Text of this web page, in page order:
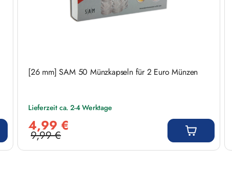
[26 mm] SAM 50 Münzkapseln für 2 Euro Münzen
Lieferzeit ca. 2-4 Werktage
4,99 €
Regulärer Preis:
9,99 €